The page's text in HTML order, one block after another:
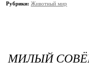
Рубрики: Животный мир
МИЛЫЙ